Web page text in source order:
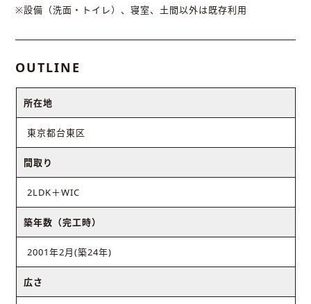
※設備（洗面・トイレ）、寝室、土間以外は既存利用
OUTLINE
所在地
東京都台東区
間取り
2LDK＋WIC
築年数（完工時）
2001年2月(築24年)
広さ